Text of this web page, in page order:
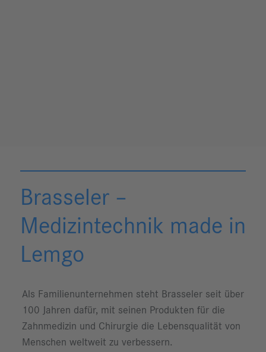
Brasseler –
Medizintechnik made in
Lemgo
Als Familienunternehmen steht Brasseler seit über
100 Jahren dafür, mit seinen Produkten für die
Zahnmedizin und Chirurgie die Lebensqualität von
Menschen weltweit zu verbessern.